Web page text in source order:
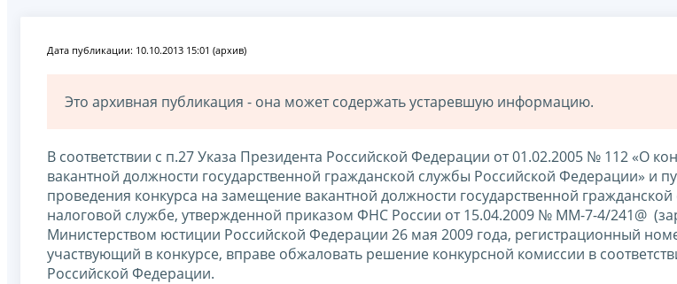
Дата публикации: 10.10.2013 15:01 (архив)
Это архивная публикация - она может содержать устаревшую информацию.
В соответствии с п.27 Указа Президента Российской Федерации от 01.02.2005 № 112 «О
вакантной должности государственной гражданской службы Российской Федерации» и
проведения конкурса на замещение вакантной должности государственной
налоговой службе, утвержденной приказом ФНС России от 15.04.2009 № ММ-7-4/241@
Министерством юстиции Российской Федерации 26 мая 2009 года, регистрационный
участвующий в конкурсе, вправе обжаловать решение конкурсной комиссии в
Российской Федерации.